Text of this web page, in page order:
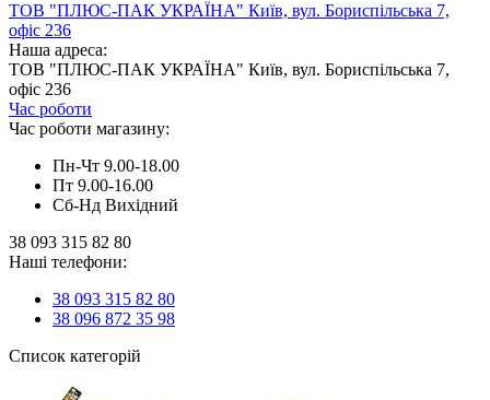
ТОВ "ПЛЮС-ПАК УКРАЇНА" Київ, вул. Бориспільська 7,
офіс 236
Наша адреса:
ТОВ "ПЛЮС-ПАК УКРАЇНА" Київ, вул. Бориспільська 7,
офіс 236
Час роботи
Час роботи магазину:
Пн-Чт 9.00-18.00
Пт 9.00-16.00
Сб-Нд Вихідний
38 093 315 82 80
Наші телефони:
38 093 315 82 80
38 096 872 35 98
Список категорій